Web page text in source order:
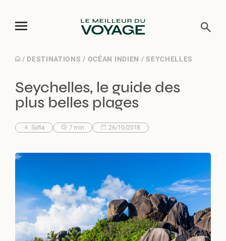
Skip
content
/ DESTINATIONS / OCÉAN INDIEN /SEYCHELLES
Seychelles, le guide des
plus belles plages
Sofia 7 min 26/10/2018